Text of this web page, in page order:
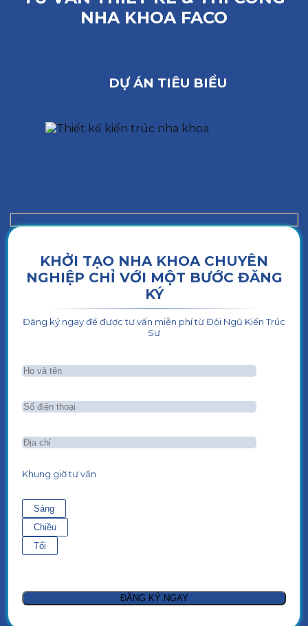
NHA KHOA FACO
DỰ ÁN TIÊU BIỂU
KHỞI TẠO NHA KHOA CHUYÊN
NGHIỆP CHỈ VỚI MỘT BƯỚC ĐĂNG
KÝ
Đăng ký ngay để được tư vấn miễn phí từ Đội Ngũ Kiến Trúc
Sư
Khung giờ tư vấn
Sáng
Chiều
Tối